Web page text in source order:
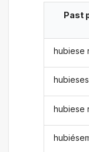
Past
hubiese
hubiese